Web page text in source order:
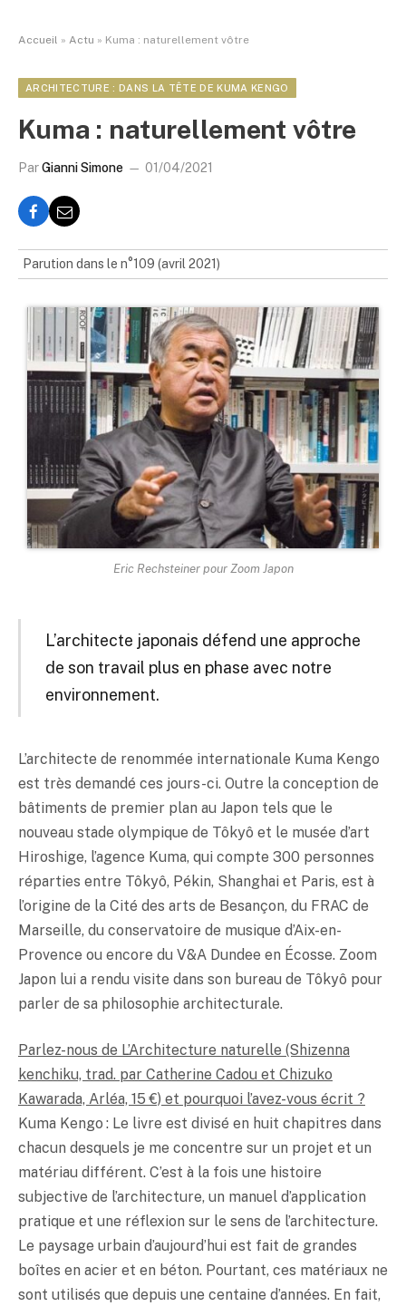
Accueil » Actu » Kuma : naturellement vôtre
ARCHITECTURE : DANS LA TÊTE DE KUMA KENGO
Kuma : naturellement vôtre
ParGianni Simone 01/04/2021
Parution dans le n°109 (avril 2021)
Eric Rechsteiner pour Zoom Japon
L’architecte japonais défend une approche
de son travail plus en phase avec notre
environnement.
L’architecte de renommée internationale Kuma Kengo
est très demandé ces jours-ci. Outre la conception de
bâtiments de premier plan au Japon tels que le
nouveau stade olympique de Tôkyô et le musée d’art
Hiroshige, l’agence Kuma, qui compte 300 personnes
réparties entre Tôkyô, Pékin, Shanghai et Paris, est à
l’origine de la Cité des arts de Besançon, du FRAC de
Marseille, du conservatoire de musique d’Aix-en-
Provence ou encore du V&A Dundee en Écosse. Zoom
Japon lui a rendu visite dans son bureau de Tôkyô pour
parler de sa philosophie architecturale.
Parlez-nous de L’Architecture naturelle (Shizenna
kenchiku, trad. par Catherine Cadou et Chizuko
Kawarada, Arléa, 15 €) et pourquoi l’avez-vous écrit ?
Kuma Kengo : Le livre est divisé en huit chapitres dans
chacun desquels je me concentre sur un projet et un
matériau différent. C’est à la fois une histoire
subjective de l’architecture, un manuel d’application
pratique et une réflexion sur le sens de l’architecture.
Le paysage urbain d’aujourd’hui est fait de grandes
boîtes en acier et en béton. Pourtant, ces matériaux ne
sont utilisés que depuis une centaine d’années. En fait,